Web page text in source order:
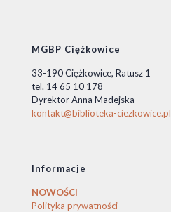
MGBP Ciężkowice
33-190 Ciężkowice, Ratusz 1
tel. 14 65 10 178
Dyrektor Anna Madejska
kontakt@biblioteka-ciezkowice.pl
Informacje
NOWOŚCI
Polityka prywatności